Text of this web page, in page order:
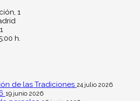
1
h.
de las Tradiciones 24 julio 2026
19 junio 2026